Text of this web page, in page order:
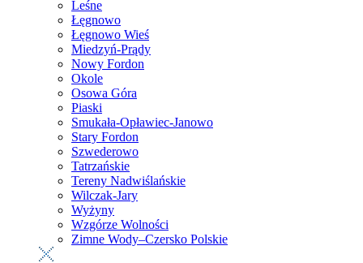
Leśne
Łęgnowo
Łęgnowo Wieś
Miedzyń-Prądy
Nowy Fordon
Okole
Osowa Góra
Piaski
Smukała-Opławiec-Janowo
Stary Fordon
Szwederowo
Tatrzańskie
Tereny Nadwiślańskie
Wilczak-Jary
Wyżyny
Wzgórze Wolności
Zimne Wody–Czersko Polskie